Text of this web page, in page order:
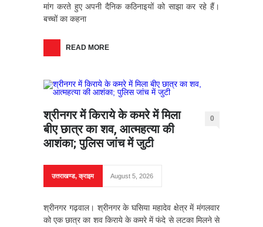
मांग करते हुए अपनी दैनिक कठिनाइयों को साझा कर रहे हैं।
बच्चों का कहना
READ MORE
श्रीनगर में किराये के कमरे में मिला
बीए छात्र का शव, आत्महत्या की
आशंका; पुलिस जांच में जुटी
0
उत्तराखण्ड,क्राइम August 5, 2026
श्रीनगर गढ़वाल। श्रीनगर के घसिया महादेव क्षेत्र में मंगलवार
को एक छात्र का शव किराये के कमरे में फंदे से लटका मिलने से